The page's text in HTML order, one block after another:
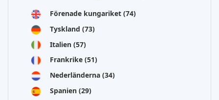
Förenade kungariket (74)
Tyskland (73)
Italien (57)
Frankrike (51)
Nederländerna (34)
Spanien (29)